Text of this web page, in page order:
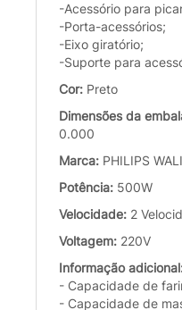
-Acessório para
-Porta-acessórios;
-Eixo giratório;
-Suporte para
Cor: Preto
Dimensões da
0.000
Marca: PHILIPS
Potência: 500W
Velocidade: 2
Voltagem: 220V
Informação
- Capacidade de
- Capacidade de